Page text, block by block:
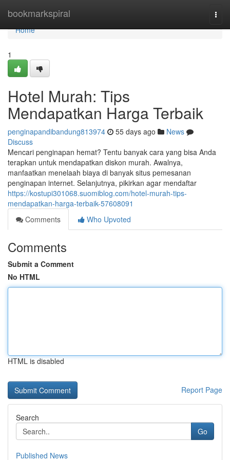
bookmarkspiral
Home
Home
1
Hotel Murah: Tips
Mendapatkan Harga Terbaik
penginapandibandung813974 55 days ago
News
Discuss
Mencari penginapan hemat? Tentu banyak cara yang bisa Anda
terapkan untuk mendapatkan diskon murah. Awalnya,
manfaatkan menelaah biaya di banyak situs pemesanan
penginapan internet. Selanjutnya, pikirkan agar mendaftar
https://kostupi301068.suomiblog.com/hotel-murah-tips-
mendapatkan-harga-terbaik-57608091
Comments
Who Upvoted
Comments
Submit a Comment
No HTML
HTML is disabled
Report Page
Search
Go
Published News